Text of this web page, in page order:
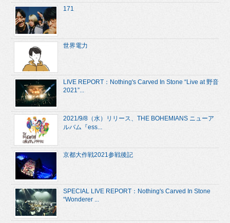
171
世界電力
LIVE REPORT：Nothing's Carved In Stone “Live at 野音
2021”...
2021/9/8（水）リリース、THE BOHEMIANS ニューア
ルバム『ess...
京都大作戦2021参戦後記
SPECIAL LIVE REPORT：Nothing's Carved In Stone
“Wonderer ...